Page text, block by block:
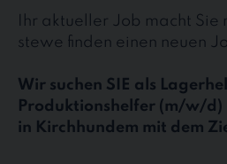
Ihr aktueller Job macht
stewe finden einen neuen
Wir suchen SIE als
Produktionshelfer (m/w/
in Kirchhundem mit dem